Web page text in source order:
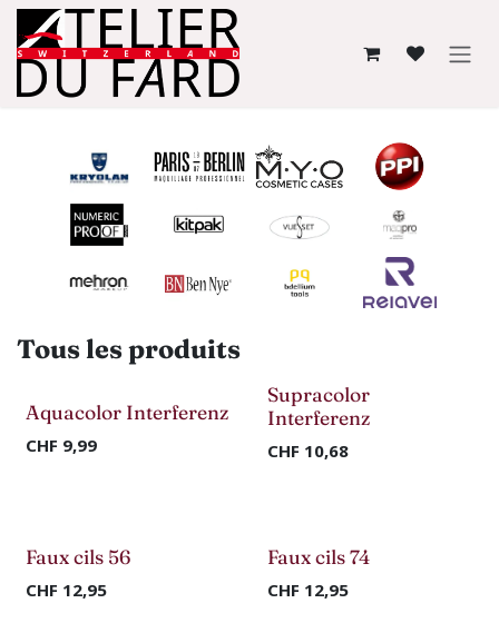
Se rendre au contenu
Tous les produits
Nouveau !
Aquacolor Interferenz
CHF 9,99
Nouveau !
Supracolor
Interferenz
CHF 10,68
-50%
Faux cils 56
CHF 12,95
-50%
Faux cils 74
CHF 12,95